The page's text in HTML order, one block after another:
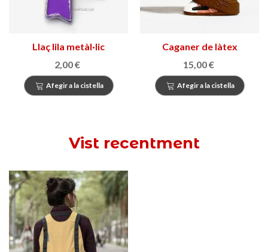
Llaç lila metàl·lic
2,00 €
Afegir a la cistella
Caganer de làtex
15,00 €
Afegir a la cistella
Vist recentment